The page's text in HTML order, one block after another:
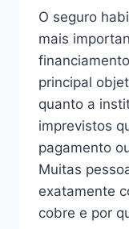
O seguro
mais
principal
quanto a
imprevistos
pagamento
Muitas
exatamente
cobre e por